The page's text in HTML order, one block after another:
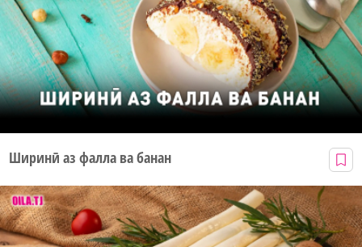
Ширинӣ аз фалла ва банан